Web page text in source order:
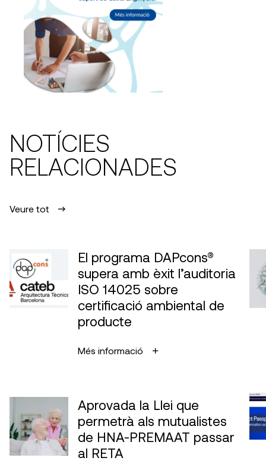
NOTÍCIES
RELACIONADES
Veure tot
El programa DAPcons®
supera amb èxit l’auditoria
ISO 14025 sobre
certificació ambiental de
producte
Més informació
Aprovada la Llei que
permetrà als mutualistes
de HNA-PREMAAT passar
al RETA